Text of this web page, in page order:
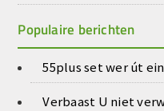
Populaire berichten
55plus set wer út
Verbaast U niet